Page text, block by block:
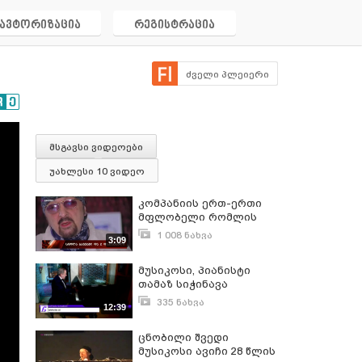
ავტორიზაცია რეგისტრაცია
ძველი პლეიერი
მსგავსი ვიდეოები
უახლესი 10 ვიდეო
3:09
კომპანიის ერთ-ერთი
მფლობელი რომლის
წილების გამო
მოყვა ცნობილი
მუსიკოსი დათო
ევგენიძეა ➡ მუსიკოსმა
1 008 ნახვა
12:39
მუსიკოსი, პიანისტი
თამაზ სიჭინავა
ქალების ნარატივში
335 ნახვა
ცნობილი შვედი
მუსიკოსი ავიჩი 28 წლის